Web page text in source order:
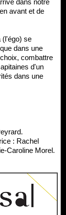
avant et de
(l'égo) se
dans une
combattre
d'un
dans une
: Rachel
Caroline Morel.